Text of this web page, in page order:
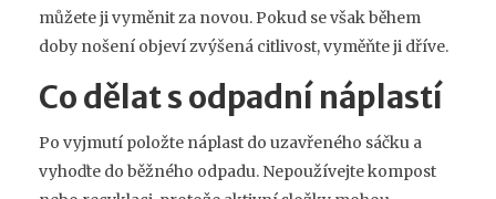
můžete ji vyměnit za novou. Pokud se však během
doby nošení objeví zvýšená citlivost, vyměňte ji dříve.
Co dělat s odpadní náplastí
Po vyjmutí položte náplast do uzavřeného sáčku a
vyhoďte do běžného odpadu. Nepoužívejte kompost